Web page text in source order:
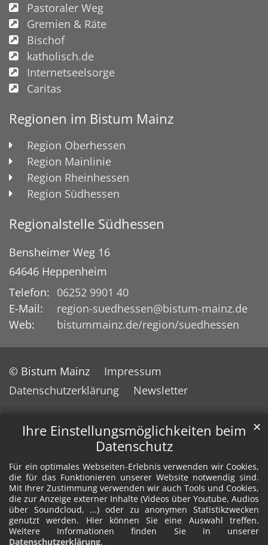
Ihre Einstellungsmöglichkeiten beim
Datenschutz
Für ein optimales Webseiten-Erlebnis verwenden wir Cookies,
die für das Funktionieren unserer Website notwendig sind.
Mit Ihrer Zustimmung verwenden wir auch Tools und Cookies,
die zur Anzeige externer Inhalte (Videos über Youtube, Audios
über Soundcloud, ...) oder zu anonymen Statistikzwecken
genutzt werden. Hier können Sie eine Auswahl treffen.
Weitere Informationen finden Sie in unserer
Datenschutzerklärung.
✕
Pastoraler Weg
Gremien & Räte
Bischof
katholisch.de
Internetseelsorge
Caritas
Regionen im Bistum Mainz
Region Oberhessen
Region Mainlinie
Region Rheinhessen
Region Südhessen
Regionalstelle Südhessen
Bensheimer Weg 16
64646 Heppenheim
Telefon: 06252 9901 40
E-Mail:
region-suedhessen@bistum-mainz.de
Web:
bistummainz.de/region/suedhessen
© Bistum Mainz
Impressum
Datenschutzerklärung
Newsletter